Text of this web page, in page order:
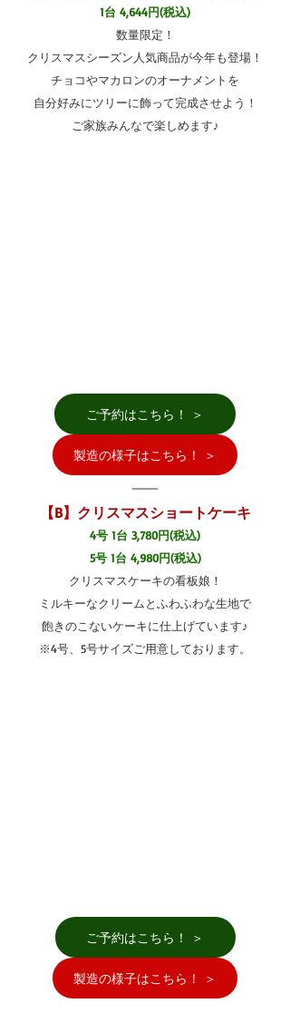
1台 4,644円(税込)
数量限定！
クリスマスシーズン人気商品が今年も登場！
チョコやマカロンのオーナメントを
自分好みにツリーに飾って完成させよう！
ご家族みんなで楽しめます♪
ご予約はこちら！ ＞
製造の様子はこちら！ ＞
【B】クリスマスショートケーキ
4号 1台 3,780円(税込)
5号 1台 4,980円(税込)
クリスマスケーキの看板娘！
ミルキーなクリームとふわふわな生地で
飽きのこないケーキに仕上げています♪
※4号、5号サイズご用意しております。
ご予約はこちら！ ＞
製造の様子はこちら！ ＞